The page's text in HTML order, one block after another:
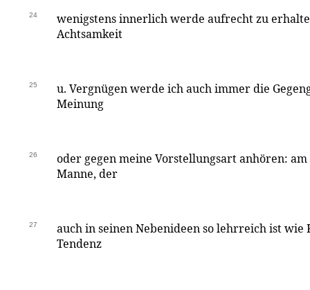
24
wenigstens innerlich werde aufrecht zu
Achtsamkeit
25
u. Vergnügen werde ich auch immer die
Meinung
26
oder gegen meine Vorstellungsart anhören:
Manne, der
27
auch in seinen Nebenideen so lehrreich ist wie
Tendenz